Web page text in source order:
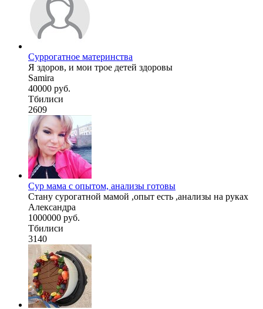
Суррогатное материнства
Я здоров, и мои трое детей здоровы
Samira
40000 руб.
Тбилиси
2609
Сур мама с опытом, анализы готовы
Стану сурогатной мамой ,опыт есть ,анализы на руках
Александра
1000000 руб.
Тбилиси
3140